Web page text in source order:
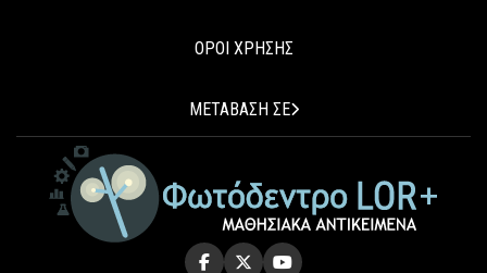
ΟΡΟΙ ΧΡΗΣΗΣ
ΜΕΤΑΒΑΣΗ ΣΕ